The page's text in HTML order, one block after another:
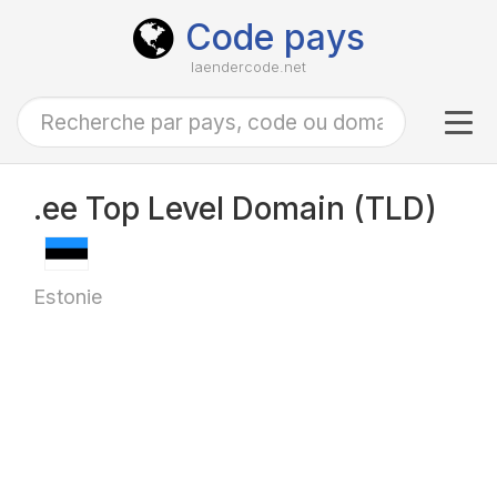
Code pays
laendercode.net
.ee Top Level Domain (TLD)
Estonie